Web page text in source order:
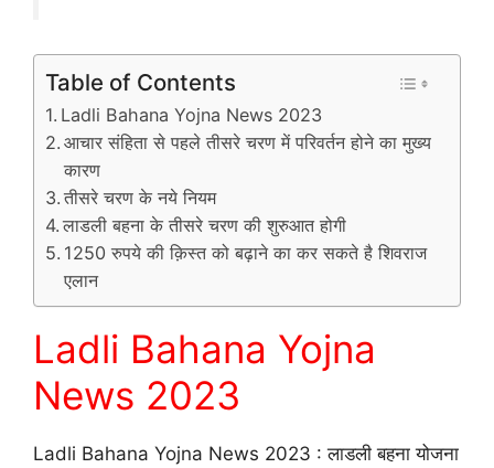
Table of Contents
Ladli Bahana Yojna News 2023
आचार संहिता से पहले तीसरे चरण में परिवर्तन होने का मुख्य
कारण
तीसरे चरण के नये नियम
लाडली बहना के तीसरे चरण की शुरुआत होगी
1250 रुपये की क़िस्त को बढ़ाने का कर सकते है शिवराज
एलान
Ladli Bahana Yojna
News 2023
Ladli Bahana Yojna News 2023 : लाडली बहना योजना